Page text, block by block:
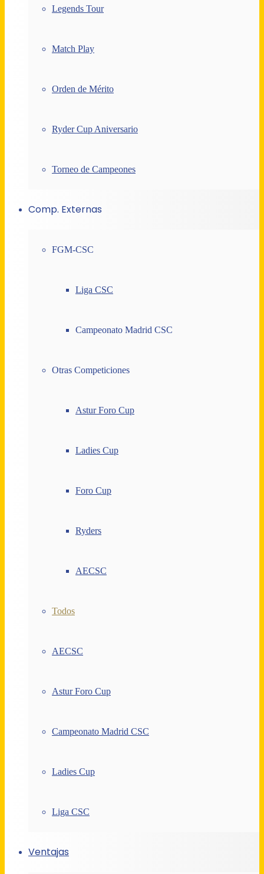
Legends Tour
Match Play
Orden de Mérito
Ryder Cup Aniversario
Torneo de Campeones
Comp. Externas
FGM-CSC
Liga CSC
Campeonato Madrid CSC
Otras Competiciones
Astur Foro Cup
Ladies Cup
Foro Cup
Ryders
AECSC
Todos
AECSC
Astur Foro Cup
Campeonato Madrid CSC
Ladies Cup
Liga CSC
Ventajas